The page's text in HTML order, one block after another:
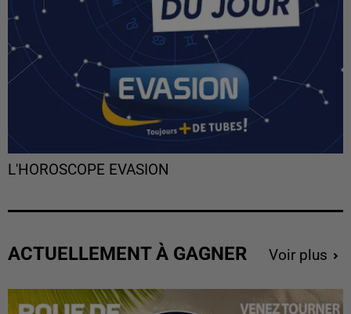
L'HOROSCOPE EVASION
ACTUELLEMENT À GAGNER Voir plus